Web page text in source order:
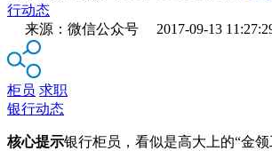
行动态
来源：微信公众号 2017-09-13
柜员 求职
银行动态
核心提示银行柜员，看似是高大上的“金